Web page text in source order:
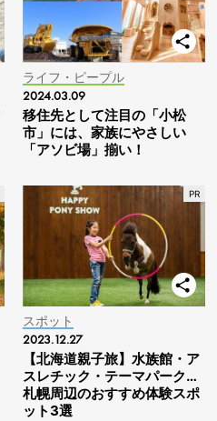
ライフ・ピープル
2024.03.09
移住先として注目の「小松
市」には、家族にやさしい
「アソビ場」揃い！
スポット
2023.12.27
【北海道親子旅】水族館・ア
スレチック・テーマパーク…
札幌周辺のおすすめ体験スポ
ット3選